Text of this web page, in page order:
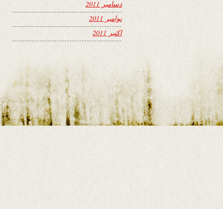
دسامبر 2011
نوامبر 2011
اکتبر 2011